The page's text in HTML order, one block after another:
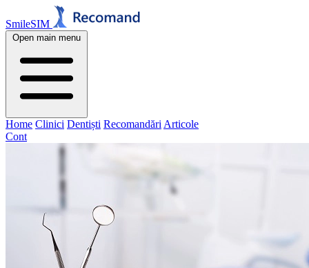
SmileSIM
Open main menu
Home Clinici Dentiști Recomandări Articole
Cont